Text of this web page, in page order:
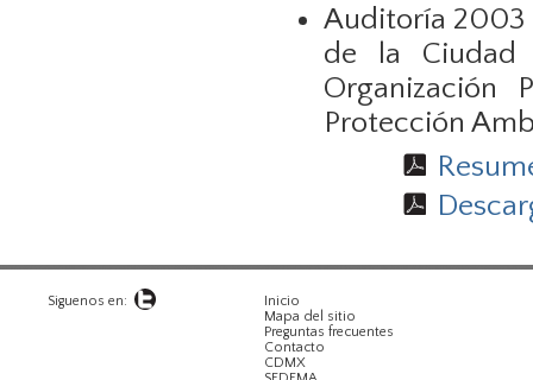
Auditoría 2003
de la
Organización
Protección
Siguenos en:
Inicio
Mapa del sitio
Preguntas frecuentes
Contacto
CDMX